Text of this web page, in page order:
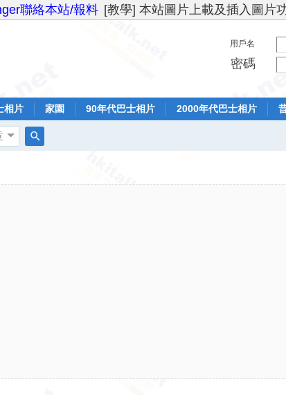
聯絡本站/報料 [教學] 本站圖片上載及插入圖片
用戶名
密碼
相片 家園 90年代巴士相片 2000年代巴士相片